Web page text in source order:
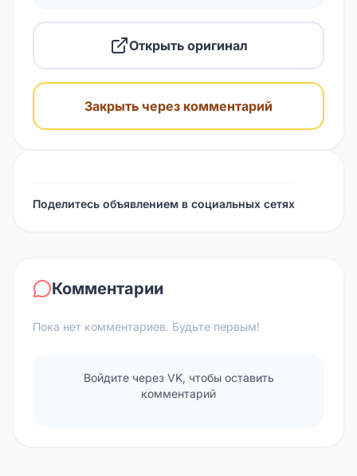
Открыть оригинал
Закрыть через комментарий
Поделитесь объявлением в социальных сетях
Комментарии
Пока нет комментариев. Будьте первым!
Войдите через VK, чтобы оставить
комментарий